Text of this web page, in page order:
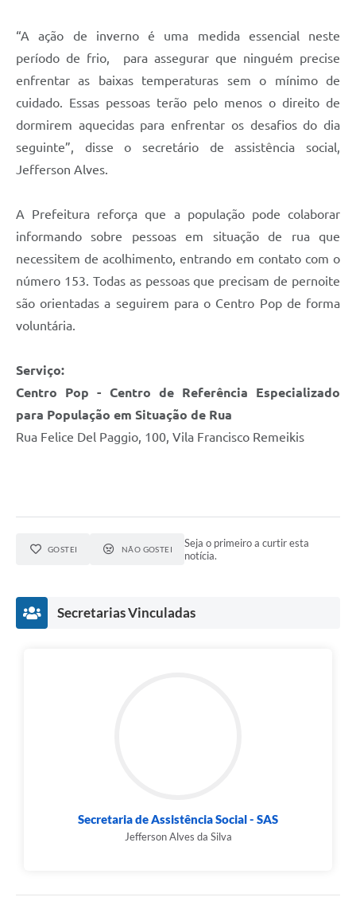
“A ação de inverno é uma medida essencial neste
período de frio, para assegurar que ninguém precise
enfrentar as baixas temperaturas sem o mínimo de
cuidado. Essas pessoas terão pelo menos o direito de
dormirem aquecidas para enfrentar os desafios do dia
seguinte”, disse o secretário de assistência social,
Jefferson Alves.
A Prefeitura reforça que a população pode colaborar
informando sobre pessoas em situação de rua que
necessitem de acolhimento, entrando em contato com o
número 153. Todas as pessoas que precisam de pernoite
são orientadas a seguirem para o Centro Pop de forma
voluntária.
Serviço:
Centro Pop - Centro de Referência Especializado
para População em Situação de Rua
Rua Felice Del Paggio, 100, Vila Francisco Remeikis
GOSTEI NÃO GOSTEI
Seja o primeiro a curtir esta
notícia.
Secretarias Vinculadas
Secretaria de Assistência Social - SAS
Jefferson Alves da Silva